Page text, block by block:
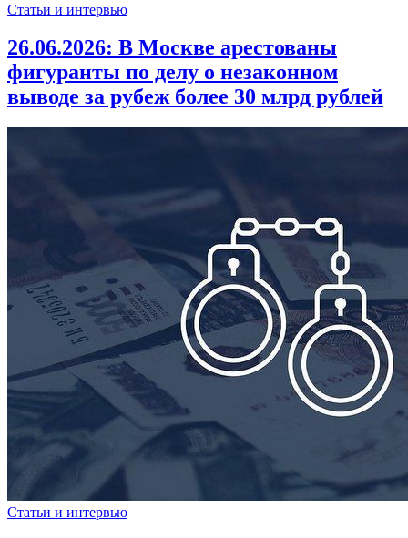
Статьи и интервью
26.06.2026: В Москве арестованы
фигуранты по делу о незаконном
выводе за рубеж более 30 млрд рублей
Статьи и интервью